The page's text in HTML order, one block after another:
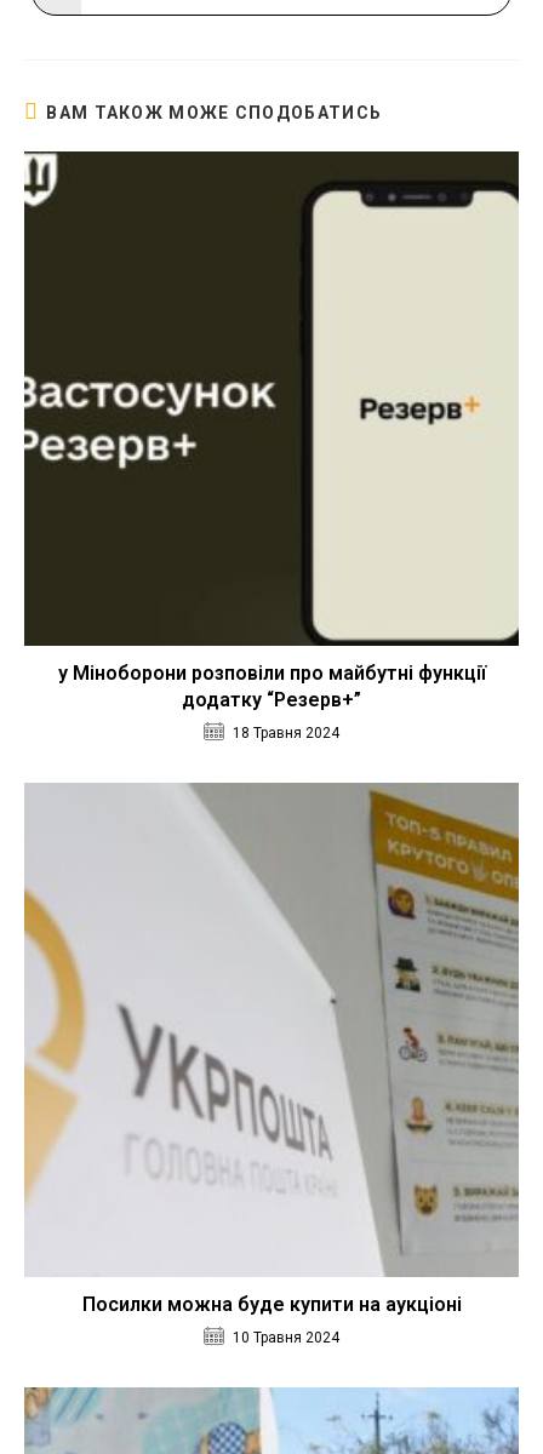
в
ВАМ ТАКОЖ МОЖЕ СПОДОБАТИСЬ
у Міноборони розповіли про майбутні функції
додатку “Резерв+”
18 Травня 2024
Посилки можна буде купити на аукціоні
10 Травня 2024